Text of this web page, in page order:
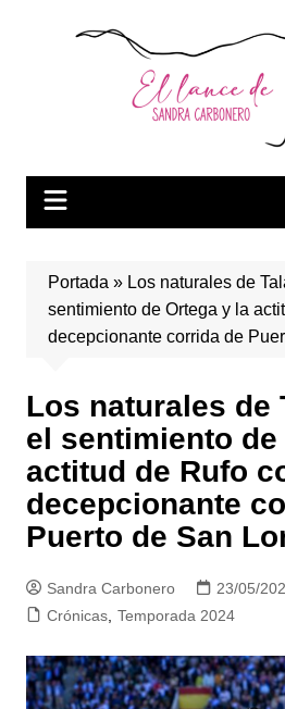
Portada » Los naturales de
sentimiento de Ortega y la
decepcionante corrida de
Los naturales de
el sentimiento
actitud de Rufo
decepcionante
Puerto de San
Sandra Carbonero
23/05/
Crónicas, Temporada 2024